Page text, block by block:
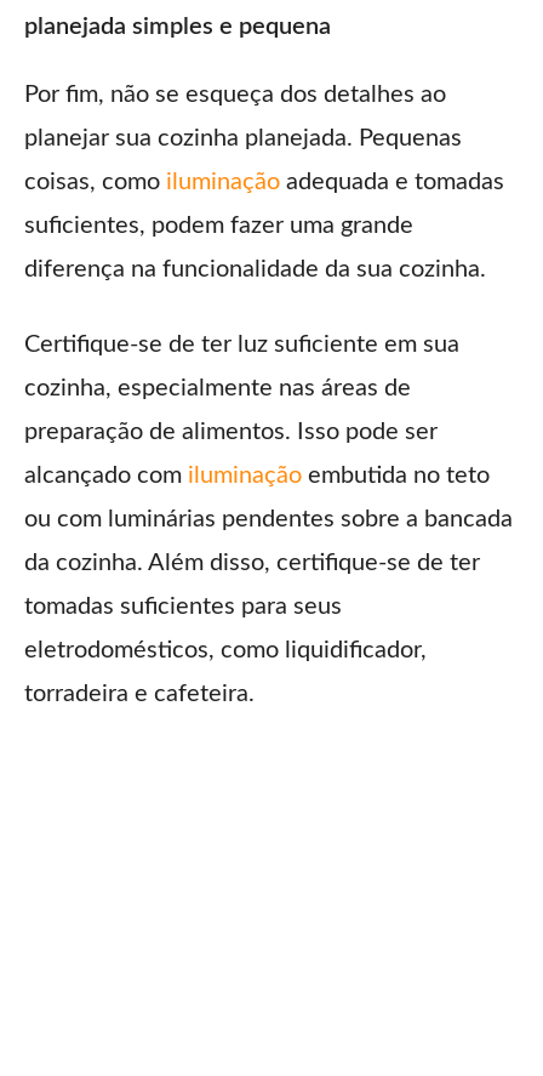
planejada simples e pequena
Por fim, não se esqueça dos detalhes ao
planejar sua cozinha planejada. Pequenas
coisas, como iluminação adequada e tomadas
suficientes, podem fazer uma grande
diferença na funcionalidade da sua cozinha.
Certifique-se de ter luz suficiente em sua
cozinha, especialmente nas áreas de
preparação de alimentos. Isso pode ser
alcançado com iluminação embutida no teto
ou com luminárias pendentes sobre a bancada
da cozinha. Além disso, certifique-se de ter
tomadas suficientes para seus
eletrodomésticos, como liquidificador,
torradeira e cafeteira.